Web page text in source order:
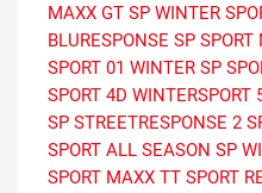
MAXX GT SP WINTER
BLURESPONSE SP SPORT
SPORT 01 WINTER SP
SPORT 4D WINTERSPORT
SP STREETRESPONSE 2
SPORT ALL SEASON SP
SPORT MAXX TT SPORT